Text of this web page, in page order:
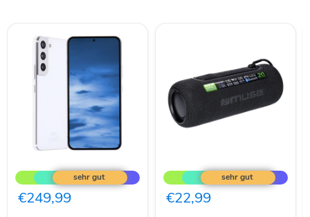
Galaxy
S22
5G
Dual-
€249,99
M-
780BT
Lautsprecher
Bluetooth
€22,99